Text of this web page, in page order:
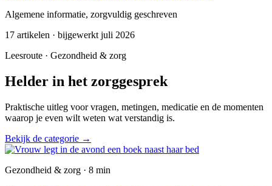
Algemene informatie, zorgvuldig geschreven
17 artikelen · bijgewerkt juli 2026
Leesroute · Gezondheid & zorg
Helder in het zorggesprek
Praktische uitleg voor vragen, metingen, medicatie en de momenten
waarop je even wilt weten wat verstandig is.
Bekijk de categorie →
Gezondheid & zorg · 8 min